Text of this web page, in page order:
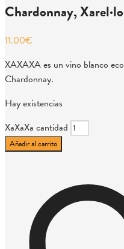
Chardonnay, Xarel·lo
11.00€
XAXAXA es un vino blanco
Chardonnay.
Hay existencias
XaXaXa cantidad
Añadir al carrito